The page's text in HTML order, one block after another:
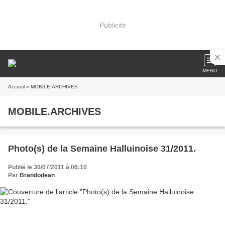
Publicité
MENU
Accueil » MOBILE.ARCHIVES
MOBILE.ARCHIVES
Photo(s) de la Semaine Halluinoise 31/2011.
Publié le 30/07/2011 à 06:10
Par Brandodean